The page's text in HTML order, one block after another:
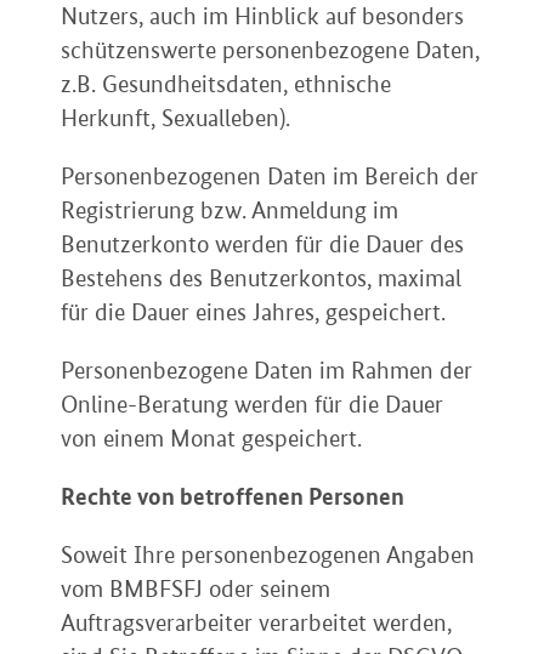
Nutzers, auch im Hinblick auf besonders
schützenswerte personenbezogene Daten,
z.B. Gesundheitsdaten, ethnische
Herkunft, Sexualleben).
Personenbezogenen Daten im Bereich der
Registrierung bzw. Anmeldung im
Benutzerkonto werden für die Dauer des
Bestehens des Benutzerkontos, maximal
für die Dauer eines Jahres, gespeichert.
Personenbezogene Daten im Rahmen der
Online-Beratung werden für die Dauer
von einem Monat gespeichert.
Rechte von betroffenen Personen
Soweit Ihre personenbezogenen Angaben
vom BMBFSFJ oder seinem
Auftragsverarbeiter verarbeitet werden,